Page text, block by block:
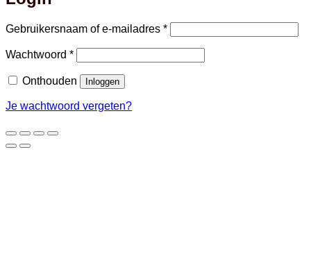
Gebruikersnaam of e-mailadres *Vereist
Wachtwoord *Vereist
Onthouden Inloggen
Je wachtwoord vergeten?